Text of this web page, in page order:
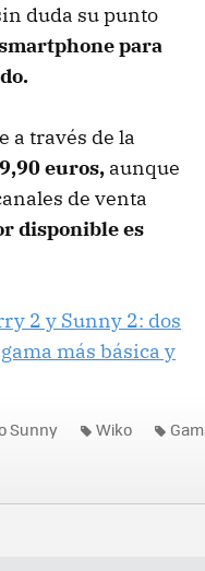
duda su punto
para
a través de la
euros, aunque
de venta
disponible es
2 y Sunny 2: dos
más básica y
Sunny Wiko